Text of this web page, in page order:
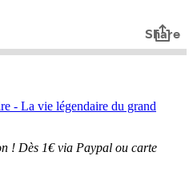
- La vie légendaire du grand
! Dès 1€ via Paypal ou carte